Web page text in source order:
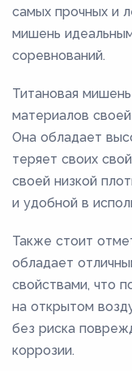
самых прочных и
мишень
соревнований.
Титановая
материалов
Она обладает
теряет своих
своей низкой
и удобной в
Также стоит
обладает
свойствами, что
на открытом
без риска
коррозии.